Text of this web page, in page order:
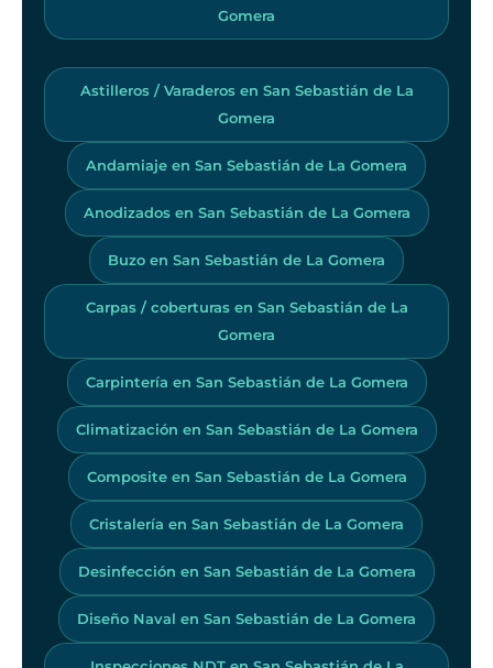
Gomera
Astilleros / Varaderos en San Sebastián de La
Gomera
Andamiaje en San Sebastián de La Gomera
Anodizados en San Sebastián de La Gomera
Buzo en San Sebastián de La Gomera
Carpas / coberturas en San Sebastián de La
Gomera
Carpintería en San Sebastián de La Gomera
Climatización en San Sebastián de La Gomera
Composite en San Sebastián de La Gomera
Cristalería en San Sebastián de La Gomera
Desinfección en San Sebastián de La Gomera
Diseño Naval en San Sebastián de La Gomera